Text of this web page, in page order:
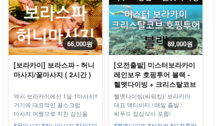
66,000원
[보라카이] 보라스파 - 허니
마사지/꿀마사지 ( 2시간 )
역시 보라카이에선 1일 1마사지!!
거기에 대표적인 꿀스크럽
마사지 여행으로 지친 심신을
풀어줄 꿀같은 허니마사지!
89,000원
[오전출발] 미스터보라카이
레인보우 호핑투어 블랙 -
헬멧다이빙 + 크리스탈코브
방문 + 씨푸드 점심식사 +
스노쿨링 + 카와스파 체험
헬멧다이빙(씨워킹)/ 보라카이
대표 액티비티 / 매일 출발 /
씨푸드 점심식사 포함/
크리스탈코브 방문 / 음료 무제한